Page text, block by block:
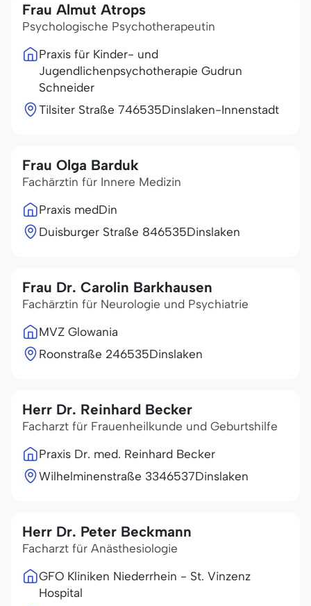
Frau Almut Atrops
Psychologische Psychotherapeutin
Praxis für Kinder- und
Jugendlichenpsychotherapie Gudrun
Schneider
Tilsiter Straße 746535Dinslaken-Innenstadt
Frau Olga Barduk
Fachärztin für Innere Medizin
Praxis medDin
Duisburger Straße 846535Dinslaken
Frau Dr. Carolin Barkhausen
Fachärztin für Neurologie und Psychiatrie
MVZ Glowania
Roonstraße 246535Dinslaken
Herr Dr. Reinhard Becker
Facharzt für Frauenheilkunde und Geburtshilfe
Praxis Dr. med. Reinhard Becker
Wilhelminenstraße 3346537Dinslaken
Herr Dr. Peter Beckmann
Facharzt für Anästhesiologie
GFO Kliniken Niederrhein - St. Vinzenz
Hospital